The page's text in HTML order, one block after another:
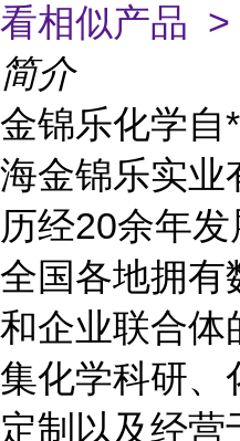
看相似产品 >
简介
金锦乐化学自
海金锦乐实业
历经20余年
全国各地拥有
和企业联合体
集化学科研、
定制以及经营